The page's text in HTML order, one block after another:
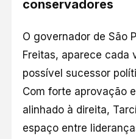
conservadores
O governador de São
Freitas, aparece cada
possível sucessor
Com forte aprovação
alinhado à direita,
espaço entre